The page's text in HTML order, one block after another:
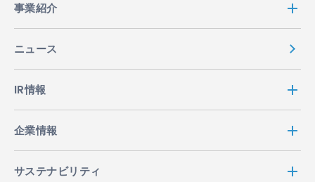
事業紹介
ニュース
IR情報
企業情報
サステナビリティ